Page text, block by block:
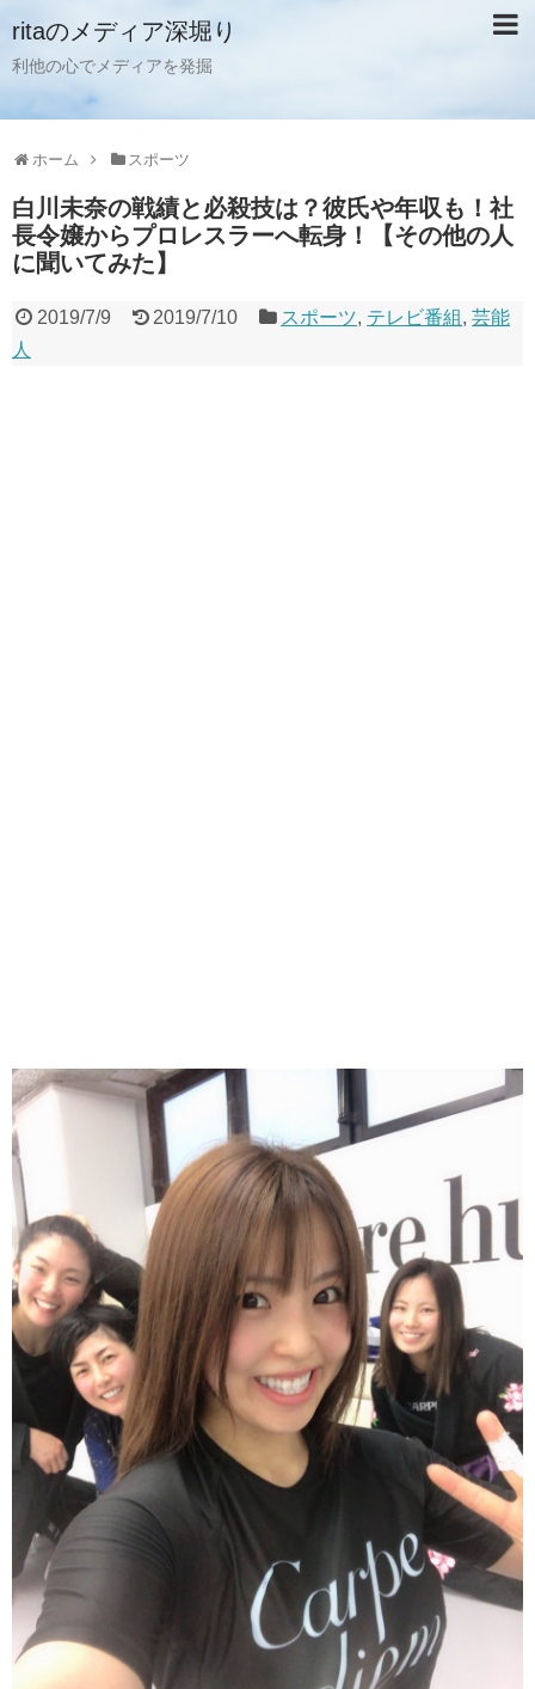
ritaのメディア深堀り
利他の心でメディアを発掘
ホーム スポーツ
白川未奈の戦績と必殺技は？彼氏や年収も！社
長令嬢からプロレスラーへ転身！【その他の人
に聞いてみた】
2019/7/9 2019/7/10 スポーツ, テレビ番組 ,芸能
人